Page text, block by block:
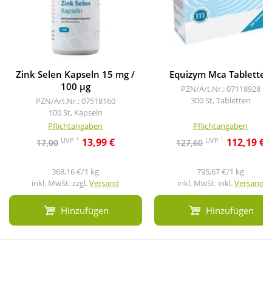
Zink Selen Kapseln 15 mg /
100 µg
PZN/Art.Nr.: 07518160
100 St, Kapseln
Pflichtangaben
17,00 UVP 1 13,99 €
368,16 €/1 kg
inkl. MwSt. zzgl.Versand
Hinzufügen
Equizym Mca Tabletten
PZN/Art.Nr.: 07118928
300 St, Tabletten
Pflichtangaben
127,60 UVP 1 112,19 €
795,67 €/1 kg
inkl. MwSt. inkl.Versand
Hinzufügen